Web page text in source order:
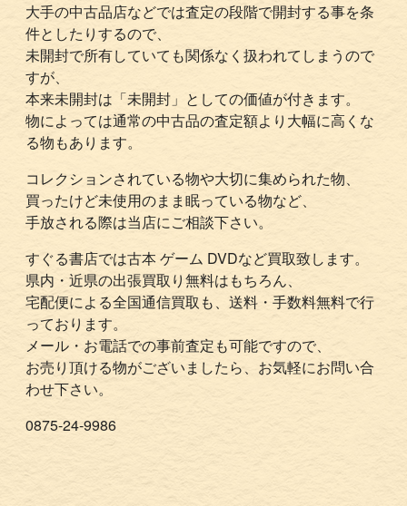
大手の中古品店などでは査定の段階で開封する事を条
件としたりするので、
未開封で所有していても関係なく扱われてしまうので
すが、
本来未開封は「未開封」としての価値が付きます。
物によっては通常の中古品の査定額より大幅に高くな
る物もあります。
コレクションされている物や大切に集められた物、
買ったけど未使用のまま眠っている物など、
手放される際は当店にご相談下さい。
すぐる書店では古本 ゲーム DVDなど買取致します。
県内・近県の出張買取り無料はもちろん、
宅配便による全国通信買取も、送料・手数料無料で行
っております。
メール・お電話での事前査定も可能ですので、
お売り頂ける物がございましたら、お気軽にお問い合
わせ下さい。
0875-24-9986